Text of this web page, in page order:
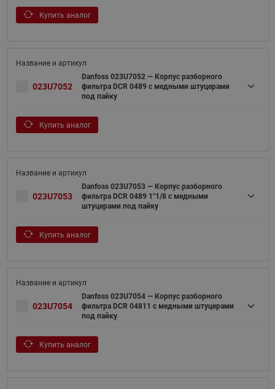
Купить аналог
023U7052
Danfoss 023U7052 — Корпус разборного
фильтра DCR 0489 с медными штуцерами
под пайку
Купить аналог
023U7053
Danfoss 023U7053 — Корпус разборного
фильтра DCR 0489 1"1/8 с медными
штуцерами под пайку
Купить аналог
023U7054
Danfoss 023U7054 — Корпус разборного
фильтра DCR 04811 с медными штуцерами
под пайку
Купить аналог